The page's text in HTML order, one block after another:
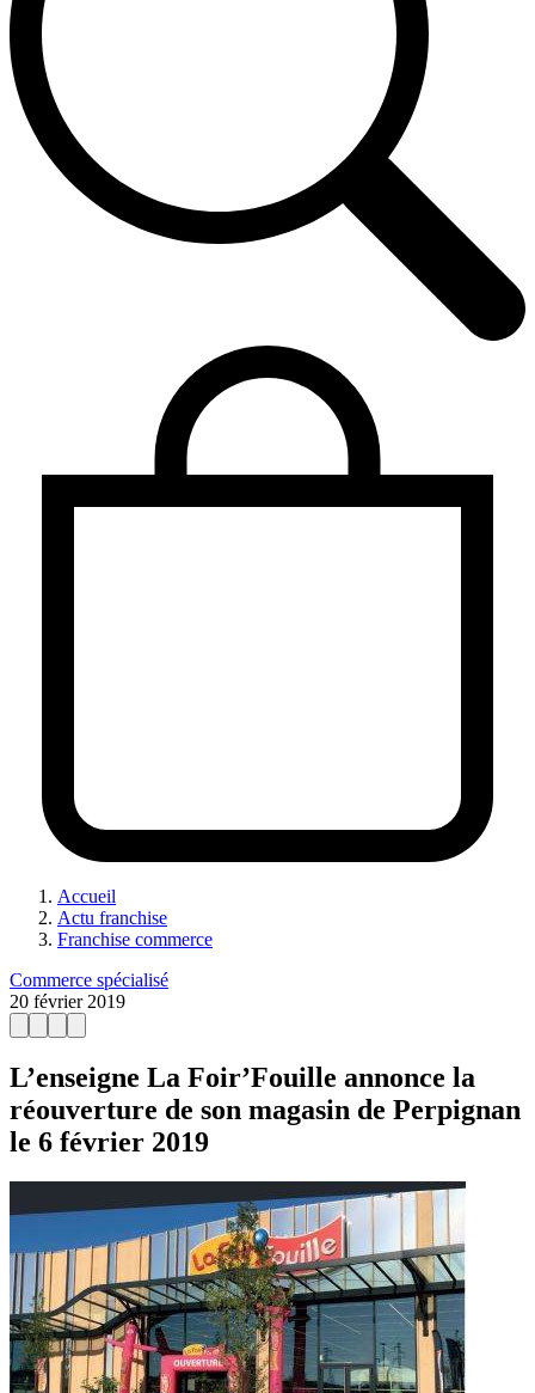
Accueil
Actu franchise
Franchise commerce
Commerce spécialisé
20 février 2019
L’enseigne La Foir’Fouille annonce la
réouverture de son magasin de Perpignan
le 6 février 2019